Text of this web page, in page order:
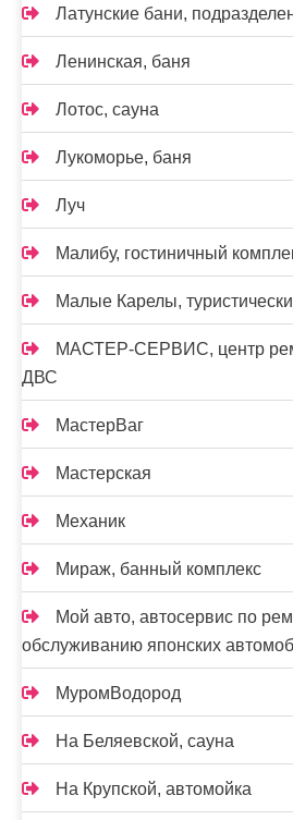
Латунские бани,
Ленинская, баня
Лотос, сауна
Лукоморье, баня
Луч
Малибу, гостиничный
Малые Карелы,
МАСТЕР-СЕРВИС, центр
ДВС
МастерВаг
Мастерская
Механик
Мираж, банный комплекс
Мой авто, автосервис по
обслуживанию японских
МуромВодород
На Беляевской, сауна
На Крупской, автомойка